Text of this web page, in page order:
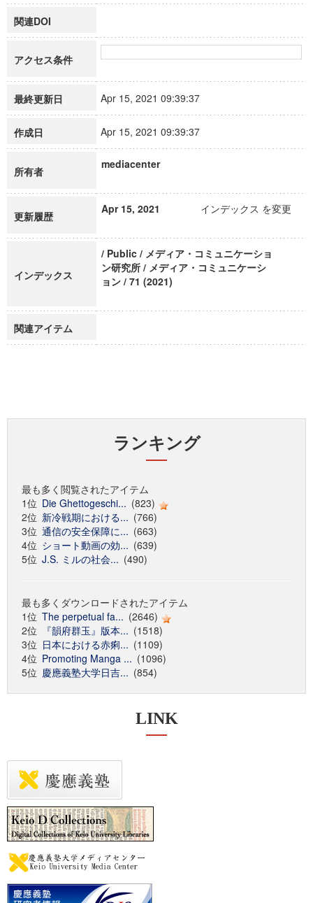
関連DOI
アクセス条件
最終更新日 Apr 15, 2021 09:39:37
作成日 Apr 15, 2021 09:39:37
所有者
mediacenter
更新履歴
Apr 15, 2021 インデックス を変更
インデックス
/ Public / メディア・コミュニケーショ
ン研究所 / メディア・コミュニケーシ
ョン / 71 (2021)
関連アイテム
ランキング
最も多く閲覧されたアイテム
1位 Die Ghettogeschi... (823)
2位 新冷戦期における... (766)
3位 通信の安全保障に... (663)
4位 ショート動画の効... (639)
5位 J.S. ミルの社会... (490)
最も多くダウンロードされたアイテム
1位 The perpetual fa... (2646)
2位
『韻府群玉』版本... (1518)
3位 日本における赤痢... (1109)
4位 Promoting Manga ... (1096)
5位 慶應義塾大学日吉... (854)
LINK